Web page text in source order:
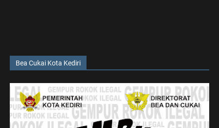
Bea Cukai Kota Kediri